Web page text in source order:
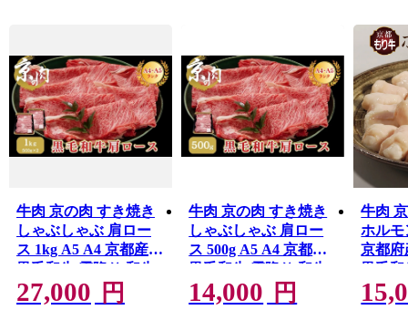
ふるさと納税を通じて、ぜひ、南丹市の「食」や「技」
牛肉 京の肉 すき焼き
しゃぶしゃぶ 肩ロー
ス 1kg A5 A4 京都産
黒毛和牛 霜降り 和牛
小分け 真空パック す
27,000 円
牛肉 京の肉 すき焼き
しゃぶしゃぶ 肩ロー
ス 500g A5 A4 京都産
黒毛和牛 霜降り 和牛
真空パック すき焼肉
14,000 円
牛肉
ホルモ
京都府
黒毛和